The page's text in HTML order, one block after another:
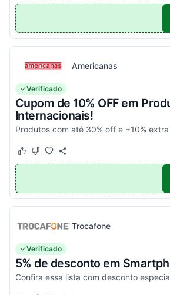
Americanas
Verificado
Cupom de 10% OFF em
Internacionais!
Este cupom funcionou
Este cupom não funcionou
Trocafone
Verificado
5% de desconto em
Confira essa lista com desconto